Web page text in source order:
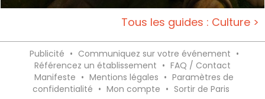
Tous les guides : Culture >
Publicité • Communiquez sur votre événement •
Référencez un établissement • FAQ / Contact
Manifeste • Mentions légales • Paramètres de
confidentialité • Mon compte • Sortir de Paris